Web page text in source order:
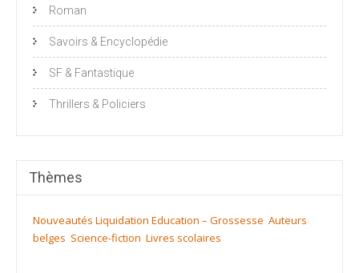
Roman
Savoirs & Encyclopédie
SF & Fantastique
Thrillers & Policiers
Thèmes
Nouveautés Liquidation Education – Grossesse Auteurs
belges Science-fiction Livres scolaires